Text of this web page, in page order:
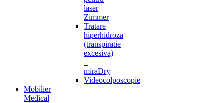
laser
Zimmer
Tratare
hiperhidroza
(transpiratie
excesiva)
–
miraDry
Videocolposcopie
Mobilier
Medical